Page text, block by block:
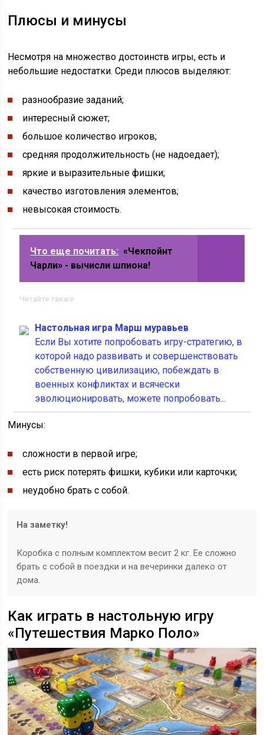
Плюсы и минусы
Несмотря на множество достоинств игры, есть и
небольшие недостатки. Среди плюсов выделяют:
разнообразие заданий;
интересный сюжет;
большое количество игроков;
средняя продолжительность (не надоедает);
яркие и выразительные фишки;
качество изготовления элементов;
невысокая стоимость.
Что еще почитать: «Чекпойнт
Чарли» - вычисли шпиона!
Читайте также
Настольная игра Марш муравьев
Если Вы хотите попробовать игру-стратегию, в
которой надо развивать и совершенствовать
собственную цивилизацию, побеждать в
военных конфликтах и всячески
эволюционировать, можете попробовать...
Минусы:
сложности в первой игре;
есть риск потерять фишки, кубики или карточки;
неудобно брать с собой.
На заметку!
Коробка с полным комплектом весит 2 кг. Ее сложно
брать с собой в поездки и на вечеринки далеко от
дома.
Как играть в настольную игру
«Путешествия Марко Поло»